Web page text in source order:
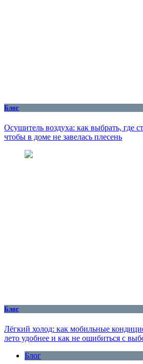
Блог
Осушитель воздуха: как выбрать, где
чтобы в доме не завелась плесень
Блог
Лёгкий холод: как мобильные
лето удобнее и как не ошибиться с
Блог